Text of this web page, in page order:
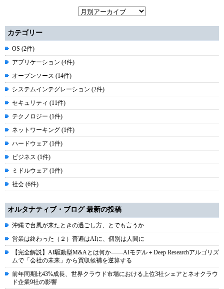
カテゴリー
OS (2件)
アプリケーション (4件)
オープンソース (14件)
システムインテグレーション (2件)
セキュリティ (11件)
テクノロジー (1件)
ネットワーキング (1件)
ハードウェア (1件)
ビジネス (1件)
ミドルウェア (1件)
社会 (6件)
オルタナティブ・ブログ 最新の投稿
沖縄で台風が来たときの過ごし方、とでも言うか
営業は終わった（２）普遍はAIに、個別は人間に
【完全解説】AI駆動型M&Aとは何か――AIモデル＋Deep Researchアルゴリズ
ムで「会社の未来」から買収候補を逆算する
前年同期比43%成長、世界クラウド市場における上位3社シェアとネオクラウ
ド企業9社の影響